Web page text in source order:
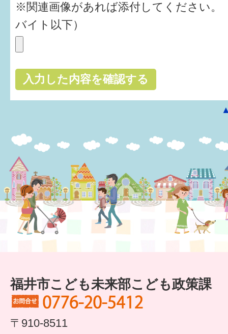
※関連画像があれば添付してください。
バイト以下）
福井市こども未来部こども政策課
〒910-8511
なるほどコラム
メールマガジン
はぐくむ.net相談コーナー
みんなの知恵袋
食育
福井市図書館オススメの本
お出かけ情報
病気・けが 基本情報
パパもママも子育て
ソーシャルメディア
すまいるサポート行事案内